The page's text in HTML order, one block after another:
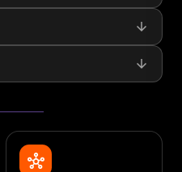
arrow_downward
arrow_downward
hub